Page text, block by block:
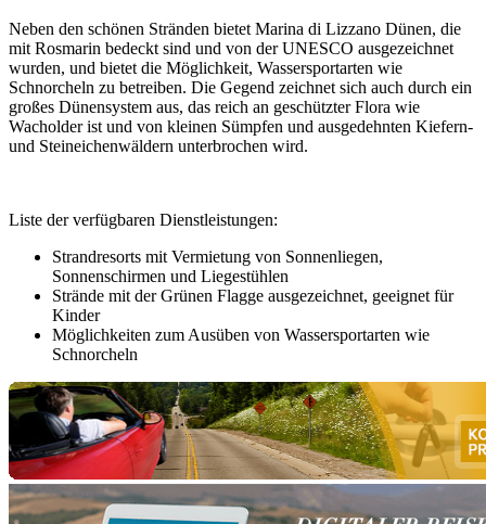
Neben den schönen Stränden bietet Marina di Lizzano Dünen, die
mit Rosmarin bedeckt sind und von der UNESCO ausgezeichnet
wurden, und bietet die Möglichkeit, Wassersportarten wie
Schnorcheln zu betreiben. Die Gegend zeichnet sich auch durch ein
großes Dünensystem aus, das reich an geschützter Flora wie
Wacholder ist und von kleinen Sümpfen und ausgedehnten Kiefern-
und Steineichenwäldern unterbrochen wird.
Liste der verfügbaren Dienstleistungen:
Strandresorts mit Vermietung von Sonnenliegen,
Sonnenschirmen und Liegestühlen
Strände mit der Grünen Flagge ausgezeichnet, geeignet für
Kinder
Möglichkeiten zum Ausüben von Wassersportarten wie
Schnorcheln